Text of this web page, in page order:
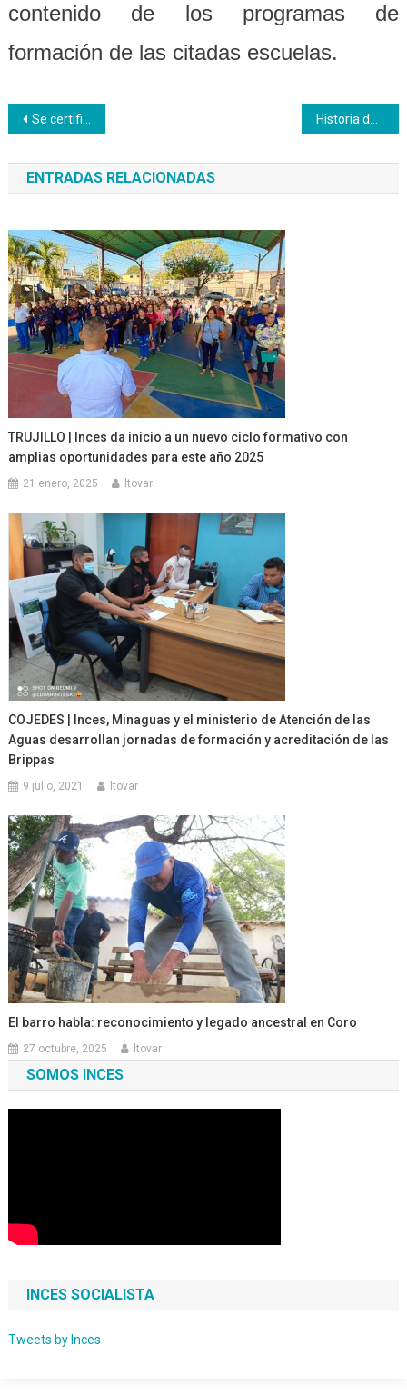
contenido de los programas de
formación de las citadas escuelas.
Navegación
de
entradas
Se certificó satisfactoriamente la primera promoción de Cortes de Cabello en Bolívar Historia de Vida | Isbely Mujica: “Cada reto se convierte en la alegría de la meta alcanzada”
ENTRADAS RELACIONADAS
TRUJILLO | Inces da inicio a un nuevo ciclo formativo con
amplias oportunidades para este año 2025
21 enero, 2025 ltovar
COJEDES | Inces, Minaguas y el ministerio de Atención de las
Aguas desarrollan jornadas de formación y acreditación de las
Brippas
9 julio, 2021 ltovar
El barro habla: reconocimiento y legado ancestral en Coro
27 octubre, 2025 ltovar
SOMOS INCES
INCES SOCIALISTA
Tweets by Inces